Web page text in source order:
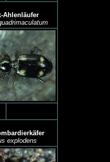
Ahlenläufer
explodens